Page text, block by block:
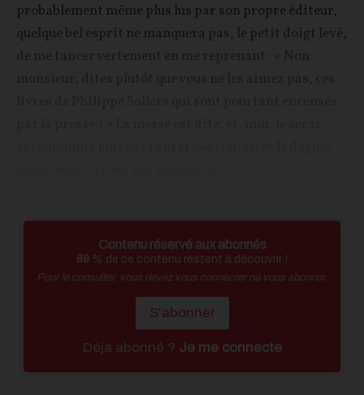
probablement même plus lus par son propre éditeur,
quelque bel esprit ne manquera pas, le petit doigt levé,
Contenu réservé aux abonnés
89 % de ce contenu restent à découvrir !
Pour le consulter, vous devez vous connecter ou vous abonner.
S'abonner
Déja abonné ? Je me connecte